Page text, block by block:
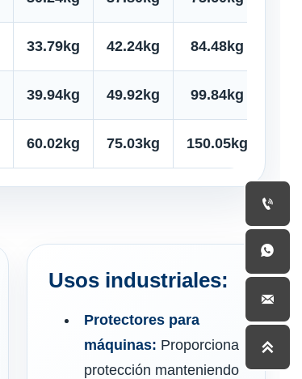
33.79kg 42.24kg 84.48kg
39.94kg 49.92kg 99.84kg
60.02kg 75.03kg 150.05kg
Usos industriales:
Protectores para
máquinas: Proporciona
protección manteniendo



